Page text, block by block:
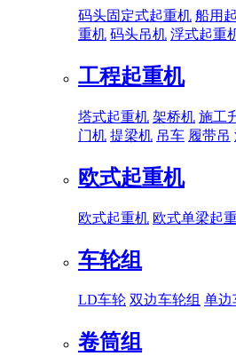
码头固定式起重机 船用
重机 码头吊机 浮式起重
工程起重机
塔式起重机 架桥机 施工
门机 提梁机 吊车 履带吊
欧式起重机
欧式起重机 欧式单梁起
车轮组
LD车轮 双边车轮组 单边
卷筒组